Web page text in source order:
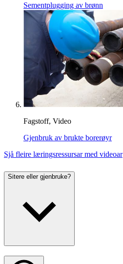
Sementplugging av brønn
Fagstoff, Video
Gjenbruk av brukte borerøyr
Sjå fleire læringsressursar med videoar
Sitere eller gjenbruke?